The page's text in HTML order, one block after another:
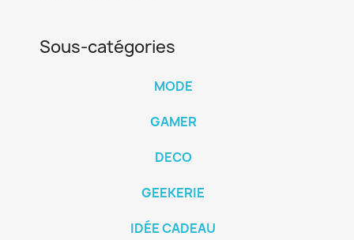
Sous-catégories
MODE
GAMER
DECO
GEEKERIE
IDÉE CADEAU